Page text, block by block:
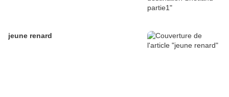
jeune renard